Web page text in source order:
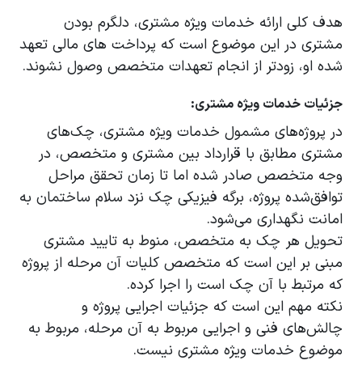
هدف کلی ارائه خدمات ویژه مشتری، دلگرم بودن
مشتری در این موضوع است که پرداخت های مالی تعهد
شده او، زودتر از انجام تعهدات متخصص وصول نشوند.
جزئیات خدمات ویژه مشتری:
در پروژه‌های مشمول خدمات ویژه مشتری، چک‌های
مشتری مطابق با قرارداد بین مشتری و متخصص، در
وجه متخصص صادر شده اما تا زمان تحقق مراحل
توافق‌شده پروژه، برگه فیزیکی چک نزد سلام ساختمان به
امانت نگهداری می‌شود.
تحویل هر چک به متخصص، منوط به تایید مشتری
مبنی بر این است که متخصص کلیات آن مرحله از پروژه
که مرتبط با آن چک است را اجرا کرده.
نکته مهم این است که جزئیات اجرایی پروژه و
چالش‌های فنی و اجرایی مربوط به آن مرحله، مربوط به
موضوع خدمات ویژه مشتری نیست.